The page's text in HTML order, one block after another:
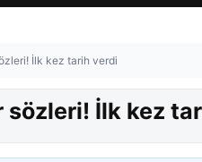
İlk kez tarih verdi
sözleri! İlk kez